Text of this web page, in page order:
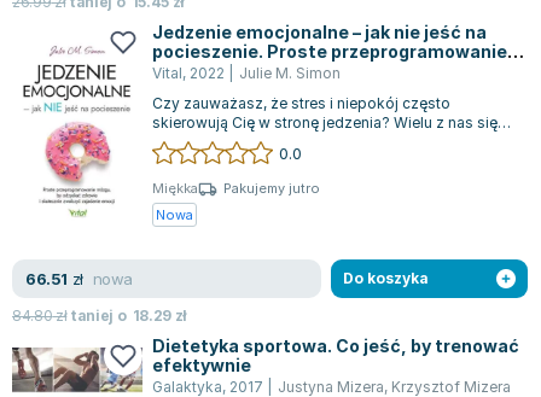
Książki o naukach politycznych dla studentów
Książki do nauk przyrodniczych dla studentów
Książki do nauk społecznych dla studentów
Książki do nauk ścisłych dla studentów
Prawo - książki dla studentów
Technologia żywności - książki
Zarządzanie i marketing - książki
Podręczniki dla nauczycieli - metodyka
Repetytoria, testy i materiały pomocnicze
Bolesław Prus
Clive Cussler
Wanda Chotomska
Józef Ignacy Kraszewski
Clive Staples Lewis
Martyna Wojciechowska
Melissa De la Cruz
Jaś Kapela
Agatha Christie
Witold Gadowski
Jan Pietrzak
Jedzenie emocjonalne – jak nie jeść na
pocieszenie. Proste przeprogramowanie
mózgu, by odzyskać zdrowie i skutecznie
Vital, 2022
Julie M. Simon
Czy zauważasz, że stres i niepokój często
skierowują Cię w stronę jedzenia? Wielu z nas sięga
po przekąski, by odgonić negatywne m...
0.0
Miękka
Pakujemy jutro
Nowa
66.51 zł nowa
84.80złtaniej o 18.29 zł
Do koszyka
Dietetyka sportowa. Co jeść, by trenować
efektywnie
Galaktyka, 2017 Justyna Mizera, Krzysztof Mizera